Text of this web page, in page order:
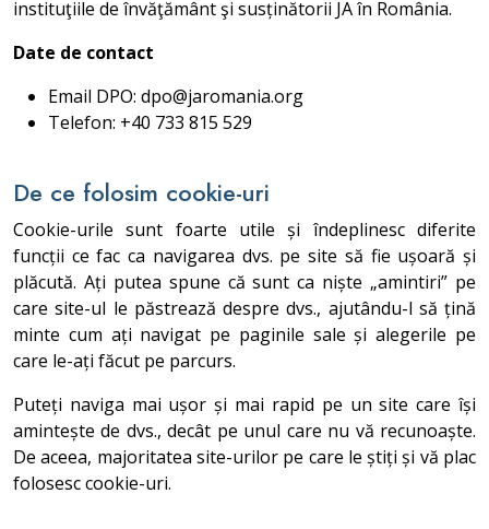
instituţiile de învăţământ şi susținătorii JA în România.
Date de contact
Email DPO: dpo@jaromania.org
Telefon: +40 733 815 529
De ce folosim cookie-uri
Cookie-urile sunt foarte utile și îndeplinesc diferite
funcții ce fac ca navigarea dvs. pe site să fie ușoară și
plăcută. Ați putea spune că sunt ca niște „amintiri” pe
care site-ul le păstrează despre dvs., ajutându-l să țină
minte cum ați navigat pe paginile sale și alegerile pe
care le-ați făcut pe parcurs.
Puteți naviga mai ușor și mai rapid pe un site care își
amintește de dvs., decât pe unul care nu vă recunoaște.
De aceea, majoritatea site-urilor pe care le știți și vă plac
folosesc cookie-uri.